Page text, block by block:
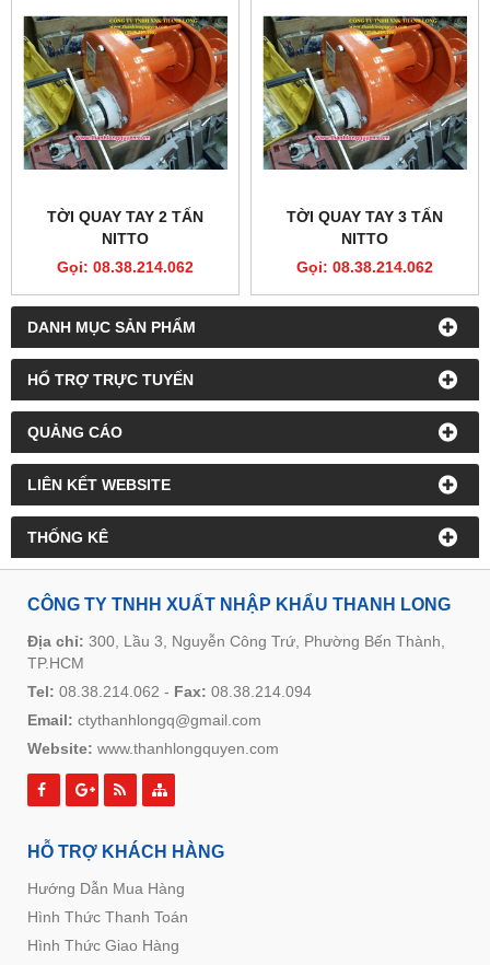
DANH MỤC SẢN PHẨM
HỔ TRỢ TRỰC TUYẾN
QUẢNG CÁO
LIÊN KẾT WEBSITE
THỐNG KÊ
TỜI QUAY TAY 2 TẤN
NITTO
Gọi: 08.38.214.062
TỜI QUAY TAY 3 TẤN
NITTO
Gọi: 08.38.214.062
CÔNG TY TNHH XUẤT NHẬP KHẨU THANH LONG
Địa chỉ: 300, Lầu 3, Nguyễn Công Trứ, Phường Bến Thành,
TP.HCM
Tel: 08.38.214.062 - Fax: 08.38.214.094
Email: ctythanhlongq@gmail.com
Website: www.thanhlongquyen.com
HỖ TRỢ KHÁCH HÀNG
Hướng Dẫn Mua Hàng
Hình Thức Thanh Toán
Hình Thức Giao Hàng